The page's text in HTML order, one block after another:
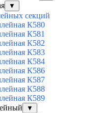
▼
секций
К580
К581
К582
К583
К584
К586
К587
К588
К589
▼